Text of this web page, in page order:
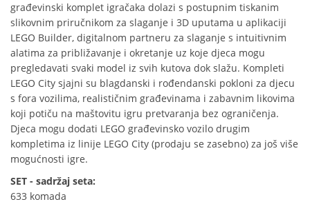
građevinski komplet igračaka dolazi s postupnim tiskanim
slikovnim priručnikom za slaganje i 3D uputama u aplikaciji
LEGO Builder, digitalnom partneru za slaganje s intuitivnim
alatima za približavanje i okretanje uz koje djeca mogu
pregledavati svaki model iz svih kutova dok slažu. Kompleti
LEGO City sjajni su blagdanski i rođendanski pokloni za djecu
s fora vozilima, realističnim građevinama i zabavnim likovima
koji potiču na maštovitu igru pretvaranja bez ograničenja.
Djeca mogu dodati LEGO građevinsko vozilo drugim
kompletima iz linije LEGO City (prodaju se zasebno) za još više
mogućnosti igre.
SET - sadržaj seta:
633 komada